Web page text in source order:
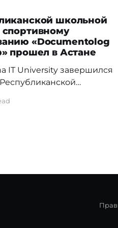
школьной
«Documentolog
прошел в Астане
IT University завершился
«Documentolog x